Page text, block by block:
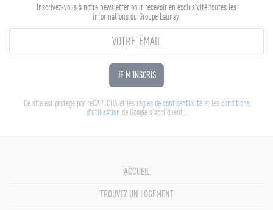
Inscrivez-vous à notre newsletter pour recevoir en exclusivité toutes les
informations du Groupe Launay.
JE M'INSCRIS
Ce site est protégé par reCAPTCHA et les règles de confidentialitéet les conditions
d'utilisation de Google s'appliquent..
ACCUEIL
TROUVEZ UN LOGEMENT